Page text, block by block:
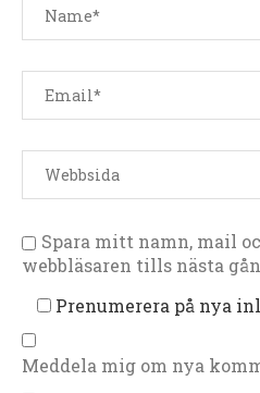
Spara mitt namn, mail
webbläsaren tills nästa
Prenumerera på nya
Meddela mig om nya